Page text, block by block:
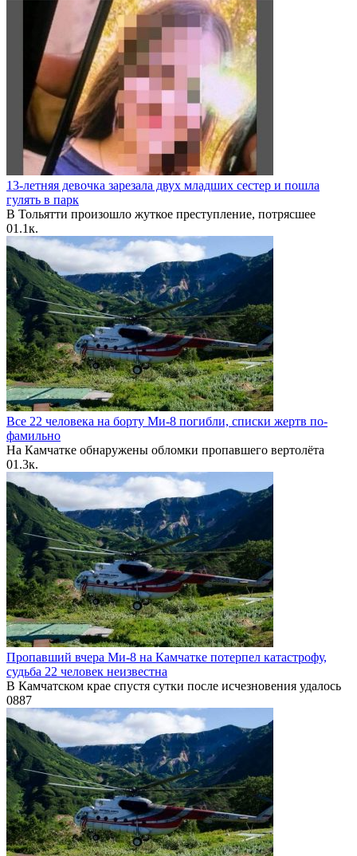
13-летняя девочка зарезала двух младших сестер и пошла
гулять в парк
В Тольятти произошло жуткое преступление, потрясшее
01.1к.
Все 22 человека на борту Ми-8 погибли, списки жертв по-
фамильно
На Камчатке обнаружены обломки пропавшего вертолёта
01.3к.
Пропавший вчера Ми-8 на Камчатке потерпел катастрофу,
судьба 22 человек неизвестна
В Камчатском крае спустя сутки после исчезновения удалось
0887